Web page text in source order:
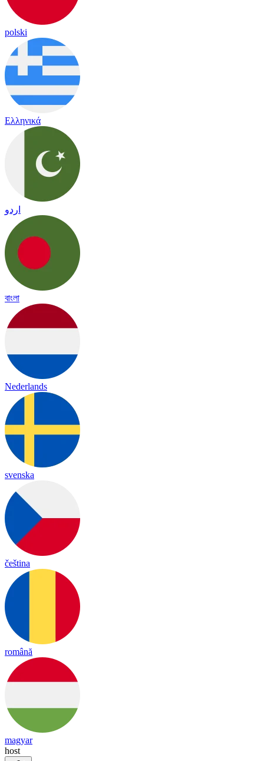
polski
Ελληνικά
اردو
বাংলা
Nederlands
svenska
čeština
română
magyar
host